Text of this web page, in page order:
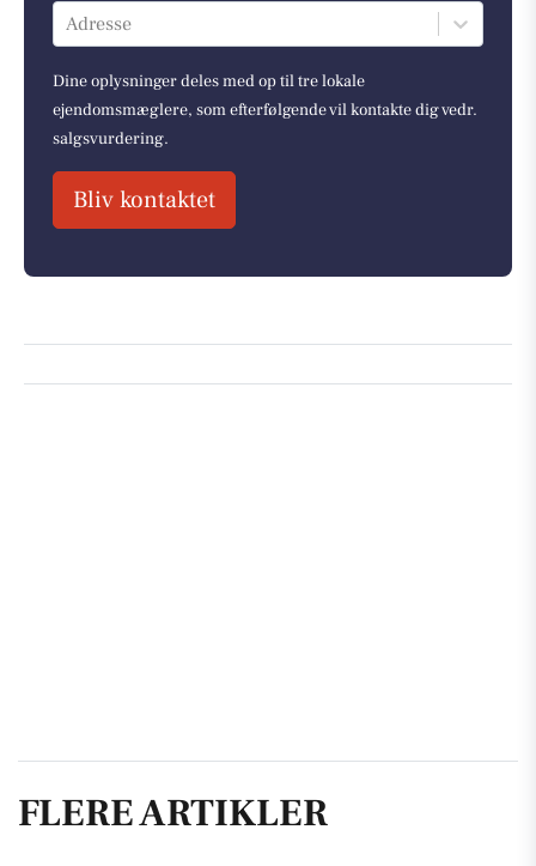
Adresse
Dine oplysninger deles med op til tre lokale
ejendomsmæglere, som efterfølgende vil kontakte dig vedr.
salgsvurdering.
Bliv kontaktet
FLERE ARTIKLER